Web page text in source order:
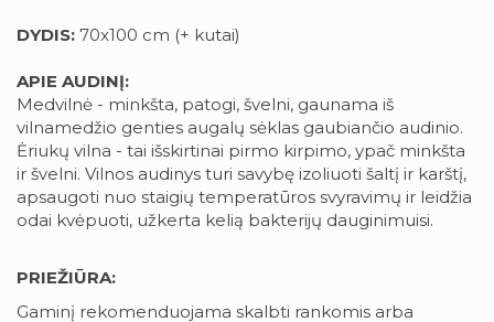
DYDIS: 70x100 cm (+ kutai)
APIE AUDINĮ:
Medvilnė - minkšta, patogi, švelni, gaunama iš
vilnamedžio genties augalų sėklas gaubiančio audinio.
Ėriukų vilna - tai išskirtinai pirmo kirpimo, ypač minkšta
ir švelni. Vilnos audinys turi savybę izoliuoti šaltį ir karštį,
apsaugoti nuo staigių temperatūros svyravimų ir leidžia
odai kvėpuoti, užkerta kelią bakterijų dauginimuisi.
PRIEŽIŪRA:
Gaminį rekomenduojama skalbti rankomis arba